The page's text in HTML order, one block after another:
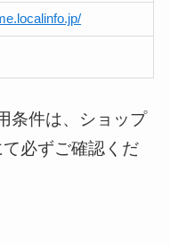
条件は、ショップ
必ずご確認くだ